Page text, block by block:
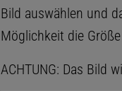
Bild auswählen und
Möglichkeit die
ACHTUNG: Das Bild